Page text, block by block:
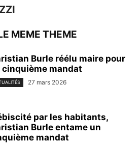
MEME THEME
Burle réélu maire pour
cinquième mandat
27 mars 2026
par les habitants,
Burle entame un
mandat